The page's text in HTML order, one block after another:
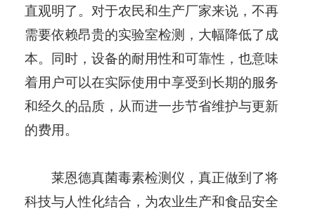
直观明了。对于农民和生产厂家来说，不再
需要依赖昂贵的实验室检测，大幅降低了成
本。同时，设备的耐用性和可靠性，也意味
着用户可以在实际使用中享受到长期的服务
和经久的品质，从而进一步节省维护与更新
的费用。
莱恩德真菌毒素检测仪，真正做到了将
科技与人性化结合，为农业生产和食品安全